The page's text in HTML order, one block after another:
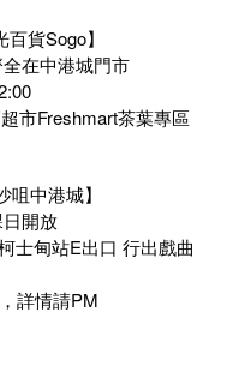
貨Sogo】
在中港城門市
市Freshmart茶葉專區
咀中港城】
開放
士甸站E出口 行出戲曲
詳情請PM